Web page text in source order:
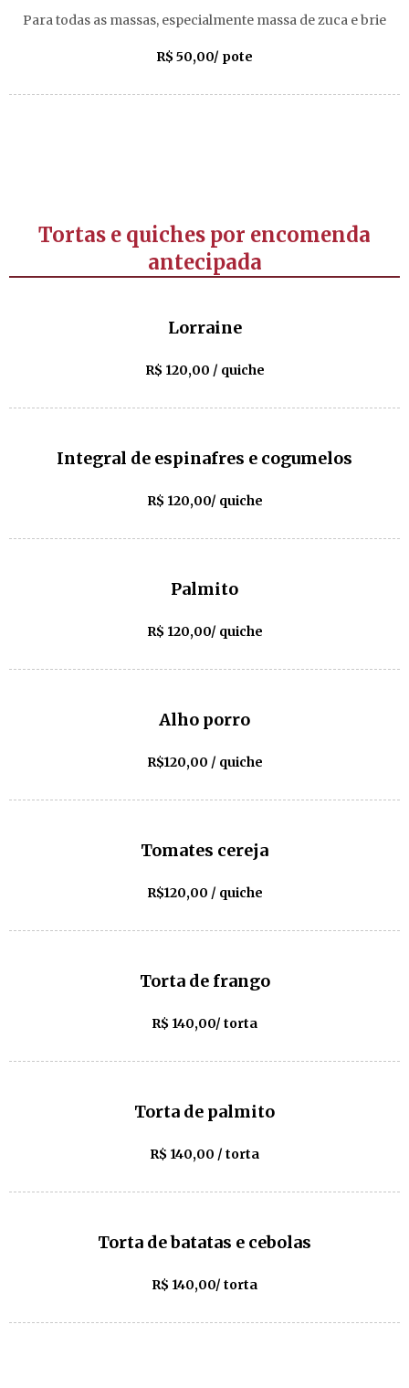
Para todas as massas, especialmente massa de zuca e brie
R$ 50,00/ pote
Tortas e quiches por encomenda
antecipada
Lorraine
R$ 120,00 / quiche
Integral de espinafres e cogumelos
R$ 120,00/ quiche
Palmito
R$ 120,00/ quiche
Alho porro
R$120,00 / quiche
Tomates cereja
R$120,00 / quiche
Torta de frango
R$ 140,00/ torta
Torta de palmito
R$ 140,00 / torta
Torta de batatas e cebolas
R$ 140,00/ torta